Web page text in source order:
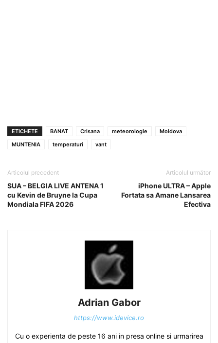
ETICHETE BANAT Crisana meteorologie
Moldova
MUNTENIA
temperaturi vant
Articolul precedent
SUA – BELGIA LIVE ANTENA 1
cu Kevin de Bruyne la Cupa
Mondiala FIFA 2026
Articolul următor
iPhone ULTRA – Apple
Fortata sa Amane Lansarea
Efectiva
Adrian Gabor
https://www.idevice.ro
Cu o experienta de peste 16 ani in presa online si urmarirea